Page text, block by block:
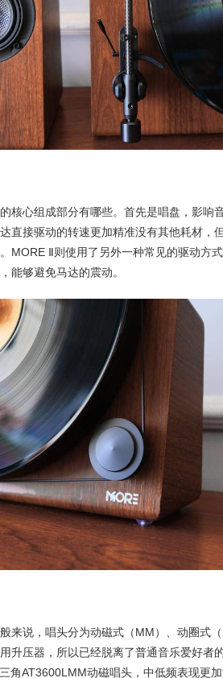
核心组成部分有哪些。首先是唱盘，影响
直接驱动的转速更加精准没有其他耗材，
MORE Ⅱ则使用了另外一种常见的驱动方
能够避免马达的震动。
来说，唱头分为动磁式（MM）、动圈式
升压器，所以已经脱离了普通音乐爱好者
角AT3600LMM动磁唱头，中低频表现更